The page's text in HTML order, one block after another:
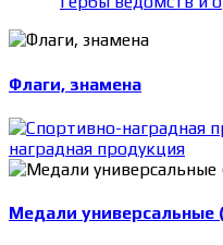
Флаги, знамена
наградная продукция
Медали универсальные